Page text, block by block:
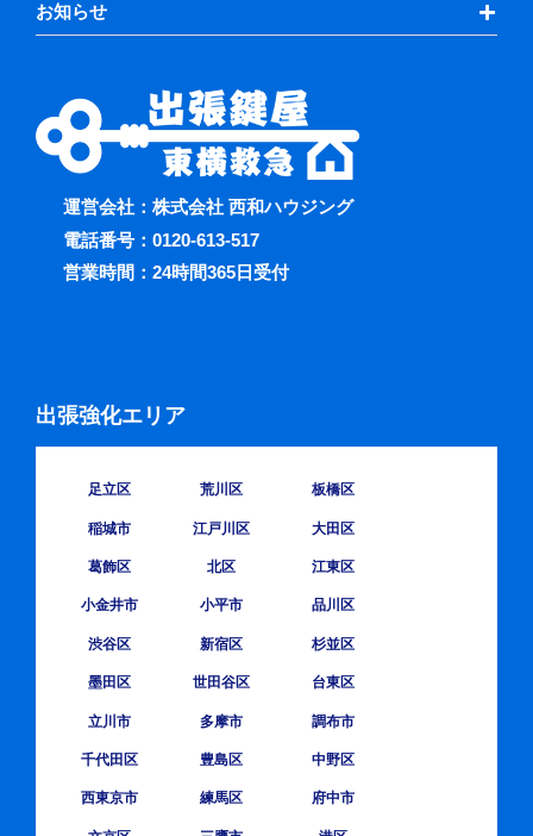
お知らせ
運営会社：株式会社 西和ハウジング
電話番号： 0120-613-517
営業時間：24時間365日受付
出張強化エリア
足立区 荒川区 板橋区
稲城市 江戸川区 大田区
葛飾区 北区 江東区
小金井市 小平市 品川区
渋谷区 新宿区 杉並区
墨田区 世田谷区 台東区
立川市 多摩市 調布市
千代田区 豊島区 中野区
西東京市 練馬区 府中市